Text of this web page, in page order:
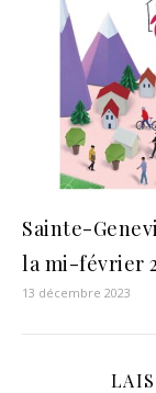
Sainte-
la mi-février
13 décembre 2023